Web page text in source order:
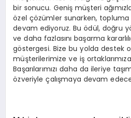
bir sonucu. Geniş müşteri
özel çözümler sunarken,
devam ediyoruz. Bu ödül, doğru
ve daha fazlasını başarma
göstergesi. Bize bu yolda destek
müşterilerimize ve iş
Başarılarımızı daha da ileriye
özveriyle çalışmaya devam